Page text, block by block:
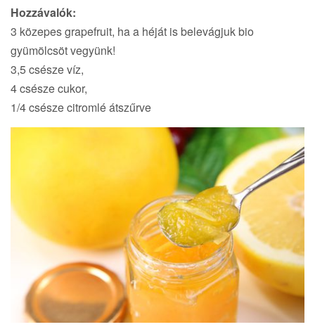
Hozzávalók:
3 közepes grapefruit, ha a héját is belevágjuk bio
gyümölcsöt vegyünk!
3,5 csésze víz,
4 csésze cukor,
1/4 csésze citromlé átszűrve